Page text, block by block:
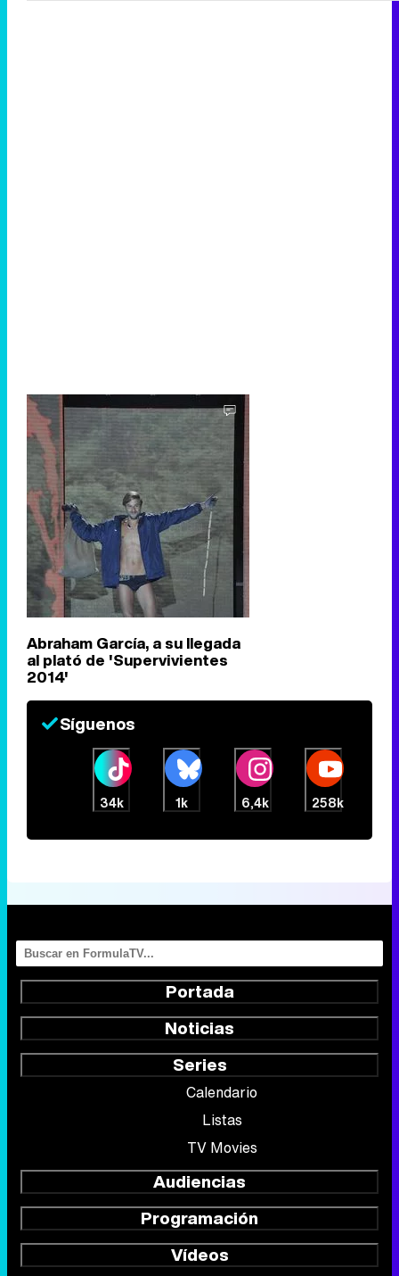
Abraham García, a su llegada
al plató de 'Supervivientes
2014'
Síguenos
34k 1k 6,4k 258k
Portada
Noticias
Series
Calendario
Listas
TV Movies
Audiencias
Programación
Vídeos